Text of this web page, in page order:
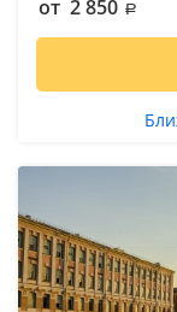
от 2 850